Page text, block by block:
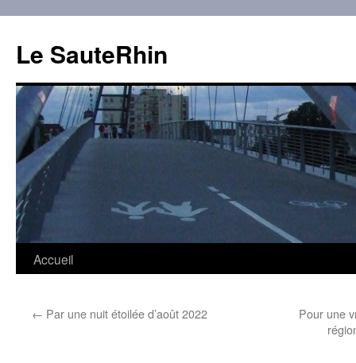
contenu
Le SauteRhin
Accueil
← Par une nuit étoilée d’août 2022
Pour une